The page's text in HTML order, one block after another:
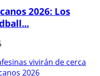
2026: Los